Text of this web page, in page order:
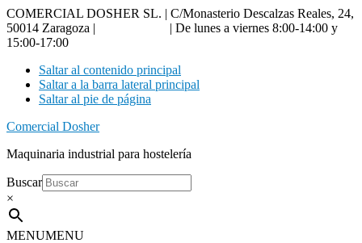
COMERCIAL DOSHER SL. | C/Monasterio Descalzas Reales, 24,
50014 Zaragoza |
| De lunes a viernes 8:00-14:00 y
15:00-17:00
Saltar al contenido principal
Saltar a la barra lateral principal
Saltar al pie de página
Comercial Dosher
Maquinaria industrial para hostelería
Buscar
×
MENUMENU